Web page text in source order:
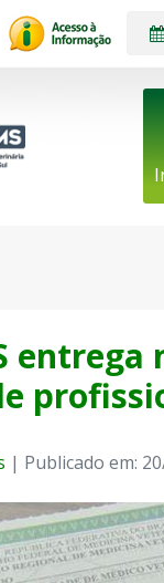
| Publicado em: